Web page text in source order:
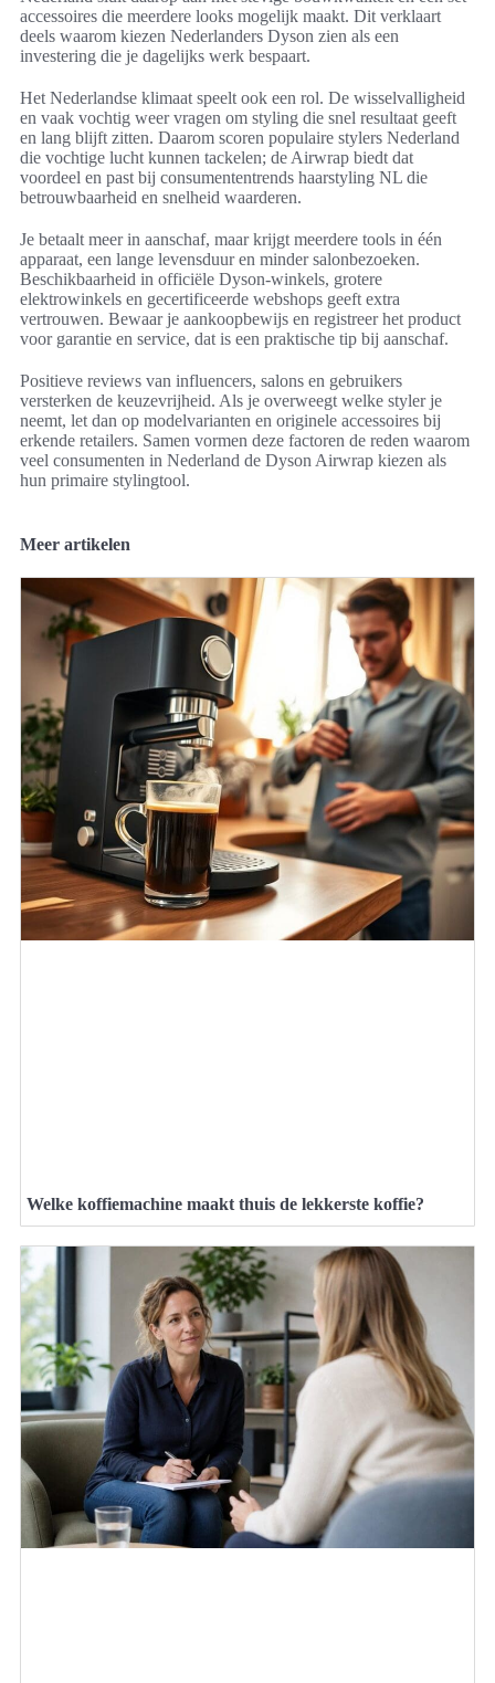
accessoires die meerdere looks mogelijk maakt. Dit verklaart
deels waarom kiezen Nederlanders Dyson zien als een
investering die je dagelijks werk bespaart.
Het Nederlandse klimaat speelt ook een rol. De wisselvalligheid
en vaak vochtig weer vragen om styling die snel resultaat geeft
en lang blijft zitten. Daarom scoren populaire stylers Nederland
die vochtige lucht kunnen tackelen; de Airwrap biedt dat
voordeel en past bij consumententrends haarstyling NL die
betrouwbaarheid en snelheid waarderen.
Je betaalt meer in aanschaf, maar krijgt meerdere tools in één
apparaat, een lange levensduur en minder salonbezoeken.
Beschikbaarheid in officiële Dyson-winkels, grotere
elektrowinkels en gecertificeerde webshops geeft extra
vertrouwen. Bewaar je aankoopbewijs en registreer het product
voor garantie en service, dat is een praktische tip bij aanschaf.
Positieve reviews van influencers, salons en gebruikers
versterken de keuzevrijheid. Als je overweegt welke styler je
neemt, let dan op modelvarianten en originele accessoires bij
erkende retailers. Samen vormen deze factoren de reden waarom
veel consumenten in Nederland de Dyson Airwrap kiezen als
hun primaire stylingtool.
Meer artikelen
Welke koffiemachine maakt thuis de lekkerste koffie?